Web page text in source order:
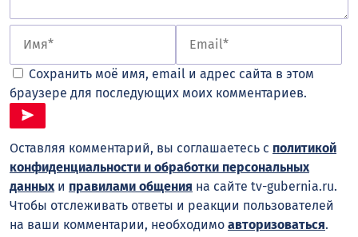
Сохранить моё имя, email и адрес сайта в этом
браузере для последующих моих комментариев.
Оставляя комментарий, вы соглашаетесь с политикой
конфиденциальности и обработки персональных
данных и правилами общения на сайте tv-gubernia.ru.
Чтобы отслеживать ответы и реакции пользователей
на ваши комментарии, необходимо авторизоваться.